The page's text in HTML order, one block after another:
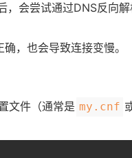
，会尝试通过DNS反向
，也会导致连接变慢。
文件（通常是​ ​my.cnf​